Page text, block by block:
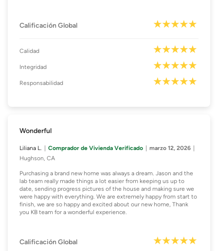
Calificación Global
Calidad
Integridad
Responsabilidad
Wonderful
Liliana L. Comprador de Vivienda Verificado
marzo 12, 2026
Hughson, CA
Purchasing a brand new home was always a dream. Jason and the
lab team really made things a lot easier from keeping us up to
date, sending progress pictures of the house and making sure we
were happy with everything. We are extremely happy from start to
finish, we are so happy and excited about our new home, Thank
you KB team for a wonderful experience.
Calificación Global